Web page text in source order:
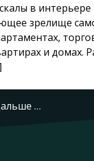
в
зрелище
и домах.
…